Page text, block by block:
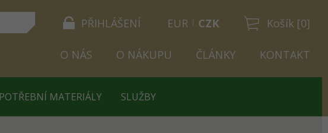
PŘIHLÁŠENÍ Košík [0]
EUR CZK
O NÁS O NÁKUPU ČLÁNKY KONTAKT
MATERIÁLY SLUŽBY